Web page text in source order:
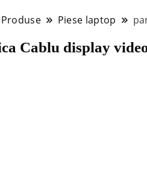
Produse Piese laptop
Cablu display